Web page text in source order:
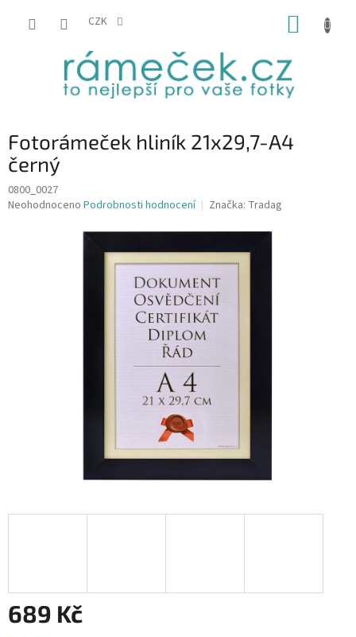
CZK
Fotorámeček hliník 21x29,7-A4
černý
0800_0027
Průměrné
Neohodnoceno Podrobnosti hodnocení Značka: Tradag
689 Kč